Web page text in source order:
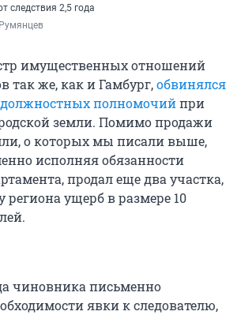
следствия 2,5 года
имущественных отношений
так же, как и Гамбург,обвинялся
полномочийпри
земли. Помимо продажи
о которых мы писали выше,
исполняя обязанности
продал еще два участка,
региона ущерб в размере 10
чиновника письменно
явки к следователю,